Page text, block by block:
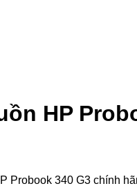
HP
Probook 340 G3 chính